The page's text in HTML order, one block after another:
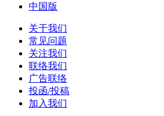
中国版
关于我们
常见问题
关注我们
联络我们
广告联络
投函/投稿
加入我们